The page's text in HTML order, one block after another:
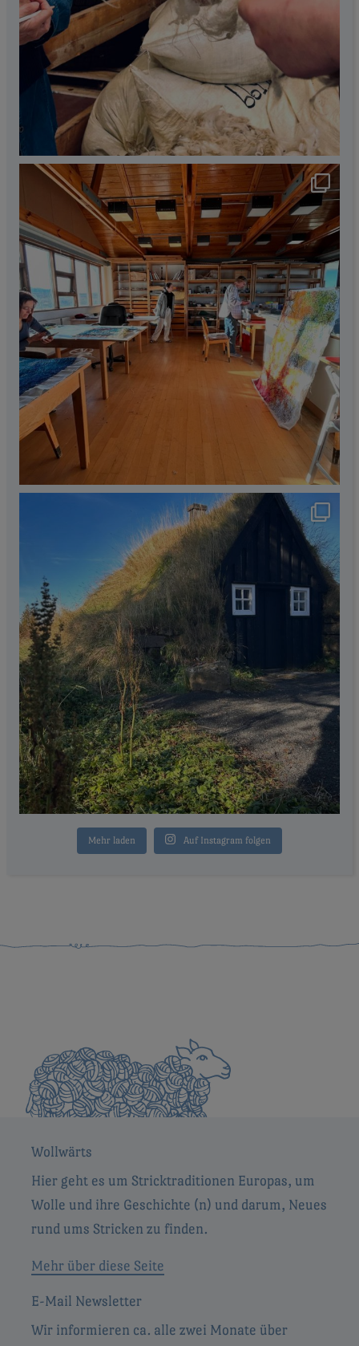
Mehr laden Auf Instagram folgen
Wollwärts
Hier geht es um Stricktraditionen Europas, um
Wolle und ihre Geschichte (n) und darum, Neues
rund ums Stricken zu finden.
Mehr über diese Seite
E-Mail Newsletter
Wir informieren ca. alle zwei Monate über